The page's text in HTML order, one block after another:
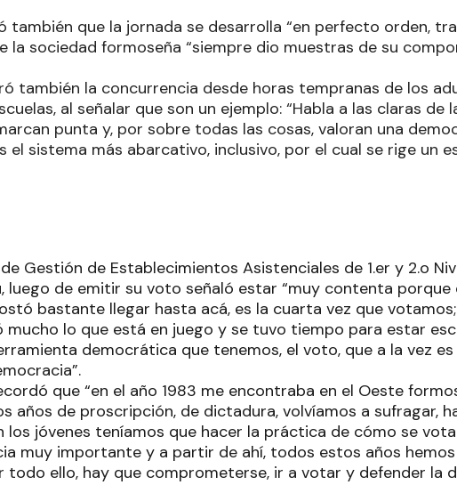
también que la jornada se desarrolla “en perfecto orden,
la sociedad formoseña “siempre dio muestras de su
también la concurrencia desde horas tempranas de los
al señalar que son un ejemplo: “Habla a las claras de
punta y, por sobre todas las cosas, valoran una
el sistema más abarcativo, inclusivo, por el cual se rige un
Gestión de Establecimientos Asistenciales de 1.er y 2.o
luego de emitir su voto señaló estar “muy contenta porque
bastante llegar hasta acá, es la cuarta vez que
mucho lo que está en juego y se tuvo tiempo para estar
democrática que tenemos, el voto, que a la vez
que “en el año 1983 me encontraba en el Oeste
años de proscripción, de dictadura, volvíamos a sufragar,
los jóvenes teníamos que hacer la práctica de cómo se
muy importante y a partir de ahí, todos estos años
todo ello, hay que comprometerse, ir a votar y defender la